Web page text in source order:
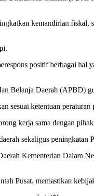
kemandirian fiskal,
positif berbagai hal
Belanja Daerah (APBD)
sesuai ketentuan peraturan
kerja sama dengan
sekaligus peningkatan
Kementerian Dalam
Pusat, memastikan